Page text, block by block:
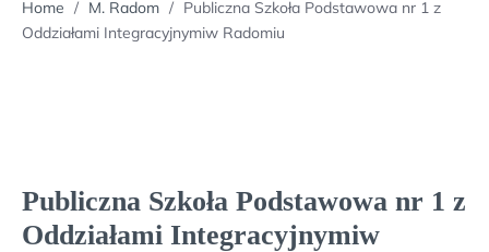
Home / M. Radom / Publiczna Szkoła Podstawowa nr 1 z
Oddziałami Integracyjnymiw Radomiu
Publiczna Szkoła Podstawowa nr 1 z
Oddziałami Integracyjnymiw